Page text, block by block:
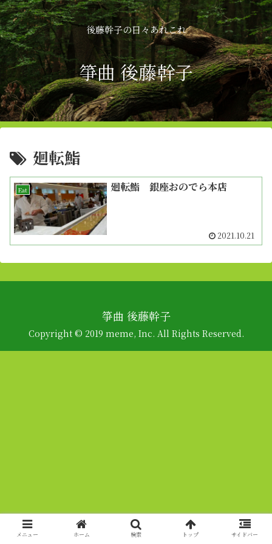
後藤幹子の日々あれこれ
箏曲 後藤幹子
廻転鮨
Eat 廻転鮨 銀座おのでら本店
2021.10.21
箏曲 後藤幹子
Copyright © 2019 meme, Inc. All Rights Reserved.
メニュー ホーム 検索 トップ サイドバー